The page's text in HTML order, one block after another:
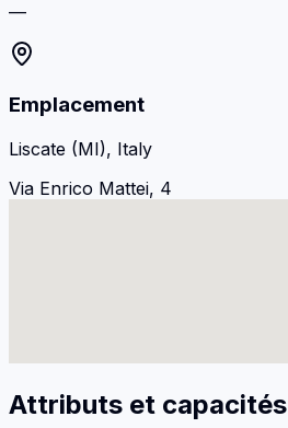
—
Emplacement
Liscate (MI), Italy
Via Enrico Mattei, 4
Attributs et capacités